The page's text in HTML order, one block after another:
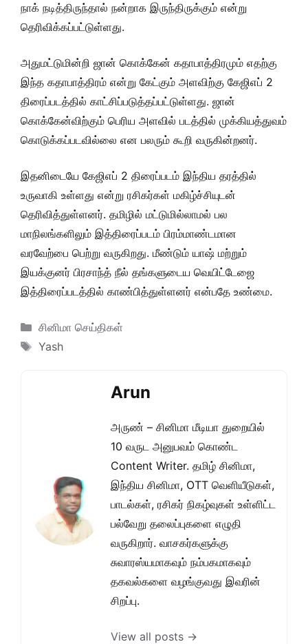
நாக் நடித்திருந்தால் நன்றாக இருந்திருக்கும் என்று
தெரிவிக்கப்பட்டுள்ளது.
அதுமட்டுமின்றி ஜான் கொக்கேன் கதாபாத்திரமும் எதற்கு
இந்த கதாபாத்திரம் என்று கேட்கும் அளவிற்கு கேஜிஎப் 2
திரைப்படத்தில் காட்சிப்படுத்தப்பட்டுள்ளது. ஜான்
கொக்கேன்விற்கும் பெரிய அளவில் படத்தில் முக்கியத்துவம்
கொடுக்கப்படவில்லை என பலரும் கூறி வருகின்றனர்.
இதனிடையே கேஜிஎப் 2 திரைப்படம் இந்திய தரத்தில்
உருவாகி உள்ளது என்று ரசிகர்கள் மகிழ்ச்சியுடன்
தெரிவித்துள்ளனர். தமிழில் மட்டுமில்லாமல் பல
மாநிலங்களிலும் இத்திரைப்படம் பிரம்மாண்டமான
வரவேற்பை பெற்று வருகிறது. மீண்டும் யாஷ் மற்றும்
இயக்குனர் பிரசாந்த் நீல் தங்களுடைய வெயிட்டேஜை
இத்திரைப்படத்தில் காண்பித்துள்ளனர் என்பதே உண்மை.
Categories
சினிமா செய்திகள்
Tags
Yash
Arun
அருண் – சினிமா மீடியா துறையில்
10 வருட அனுபவம் கொண்ட
Content Writer. தமிழ் சினிமா,
இந்திய சினிமா, OTT வெளியீடுகள்,
பாடல்கள், ரசிகர் நிகழ்வுகள் உள்ளிட்ட
பல்வேறு தலைப்புகளை எழுதி
வருகிறார். வாசகர்களுக்கு
சுவாரஸ்யமாகவும் நம்பகமாகவும்
தகவல்களை வழங்குவது இவரின்
சிறப்பு.
View all posts →